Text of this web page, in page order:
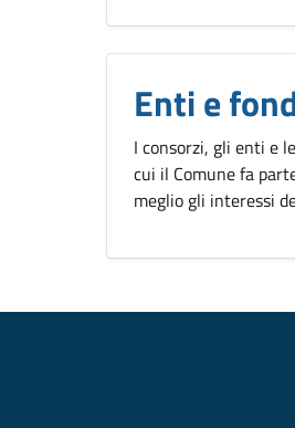
Enti e
I consorzi, gli enti e
cui il Comune fa
meglio gli interessi